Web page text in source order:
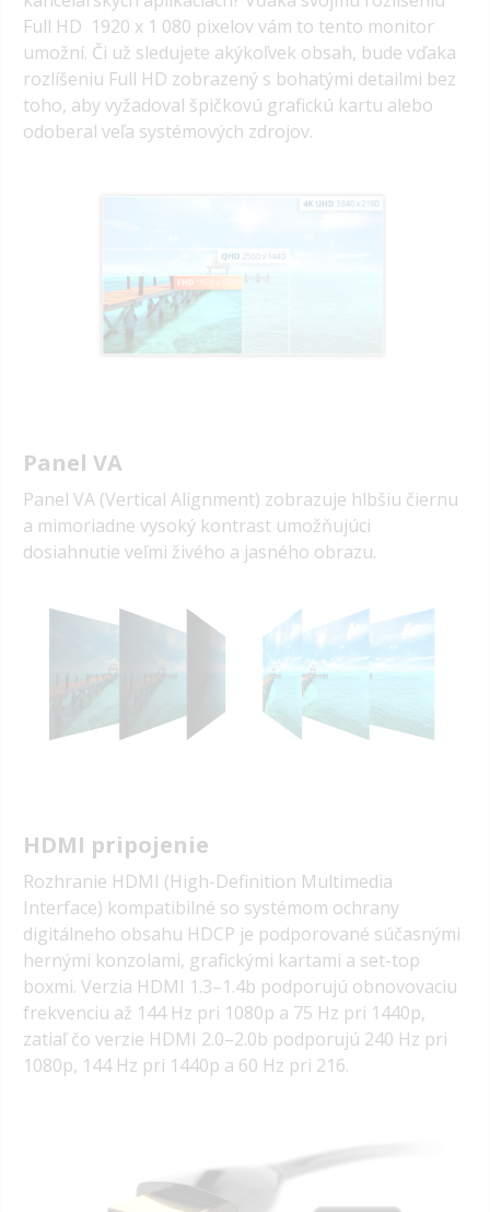
Full HD 1920 x 1 080 pixelov vám to tento monitor
umožní. Či už sledujete akýkoľvek obsah, bude vďaka
rozlíšeniu Full HD zobrazený s bohatými detailmi bez
toho, aby vyžadoval špičkovú grafickú kartu alebo
odoberal veľa systémových zdrojov.
Panel VA
Panel VA (Vertical Alignment) zobrazuje hlbšiu čiernu
a mimoriadne vysoký kontrast umožňujúci
dosiahnutie veľmi živého a jasného obrazu.
HDMI pripojenie
Rozhranie HDMI (High-Definition Multimedia
Interface) kompatibilné so systémom ochrany
digitálneho obsahu HDCP je podporované súčasnými
hernými konzolami, grafickými kartami a set-top
boxmi. Verzia HDMI 1.3–1.4b podporujú obnovovaciu
frekvenciu až 144 Hz pri 1080p a 75 Hz pri 1440p,
zatiaľ čo verzie HDMI 2.0–2.0b podporujú 240 Hz pri
1080p, 144 Hz pri 1440p a 60 Hz pri 216.